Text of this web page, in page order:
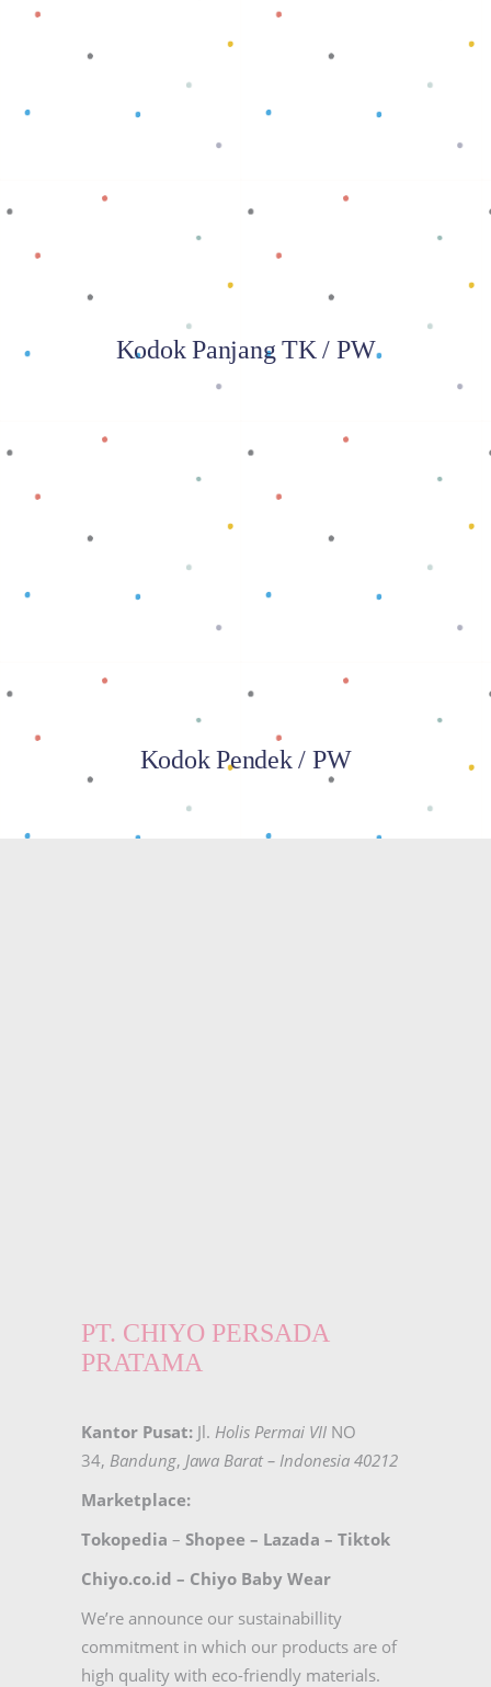
Baca selengkapnya
Kodok Panjang TK / PW
Kodok Pendek / PW
PT. CHIYO PERSADA
PRATAMA
Kantor Pusat: Jl. Holis Permai VII NO
34, Bandung, Jawa Barat – Indonesia 40212
Marketplace:
Tokopedia – Shopee – Lazada – Tiktok
Chiyo.co.id – Chiyo Baby Wear
We’re announce our sustainabillity
commitment in which our products are of
high quality with eco-friendly materials.